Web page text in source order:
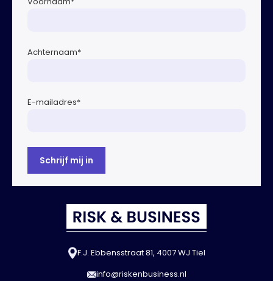
Achternaam*
E-mailadres*
F.J. Ebbensstraat 81, 4007 WJ Tiel
info@riskenbusiness.nl